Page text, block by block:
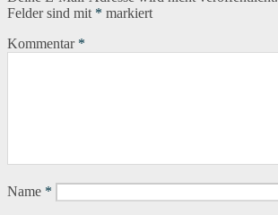
Felder sind mit * markiert
Kommentar *
Name *